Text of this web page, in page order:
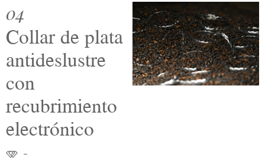
04
Collar de plata
antideslustre
con
recubrimiento
electrónico